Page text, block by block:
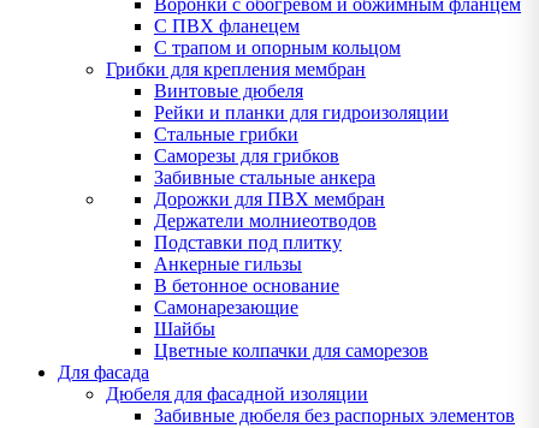
С ПВХ фланецем
С трапом и опорным кольцом
Грибки для крепления мембран
Винтовые дюбеля
Рейки и планки для гидроизоляции
Стальные грибки
Саморезы для грибков
Забивные стальные анкера
Дорожки для ПВХ мембран
Держатели молниеотводов
Подставки под плитку
Анкерные гильзы
В бетонное основание
Самонарезающие
Шайбы
Цветные колпачки для саморезов
Для фасада
Дюбеля для фасадной изоляции
Забивные дюбеля без распорных элементов